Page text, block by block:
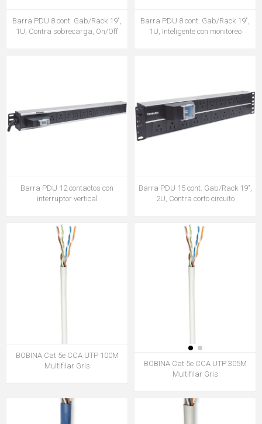
Barra PDU 8 cont. Gab/Rack 19",
1U, Contra sobrecarga, On/Off
Barra PDU 8 cont. Gab/Rack 19",
1U, Inteligente con monitoreo
Barra PDU 12 contactos con
interruptor vertical
Barra PDU 15 cont. Gab/Rack 19",
2U, Contra corto circuito
BOBINA Cat 5e CCA UTP 100M
Multifilar Gris
BOBINA Cat 5e CCA UTP 305M
Multifilar Gris